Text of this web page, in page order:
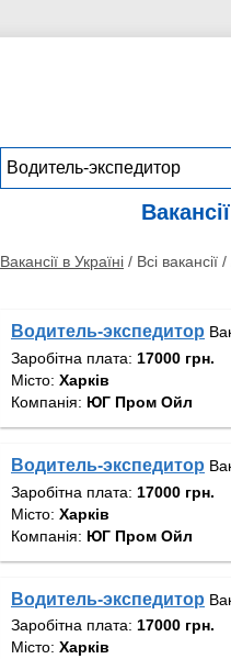
Вакансії
Вакансії в Україні / Всі вакансії /
Водитель-экспедитор
Заробітна плата: 17000 грн.
Місто: Харків
Компанія: ЮГ Пром Ойл
Водитель-экспедитор
Заробітна плата: 17000 грн.
Місто: Харків
Компанія: ЮГ Пром Ойл
Водитель-экспедитор
Заробітна плата: 17000 грн.
Місто: Харків